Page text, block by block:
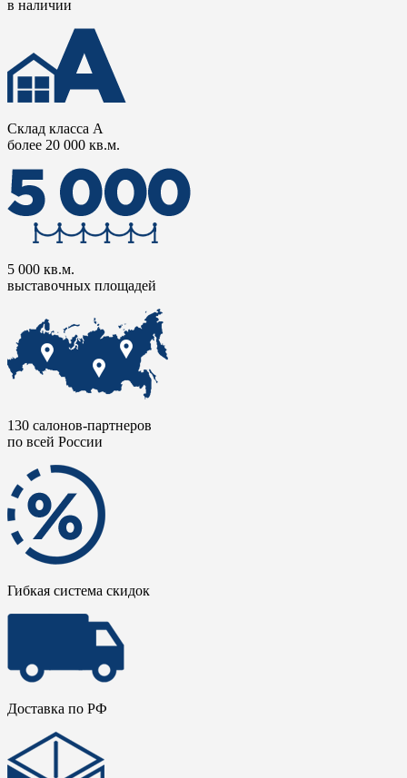
в наличии
Склад класса А
более 20 000 кв.м.
5 000 кв.м.
выставочных площадей
130 салонов-партнеров
по всей России
Гибкая система скидок
Доставка по РФ